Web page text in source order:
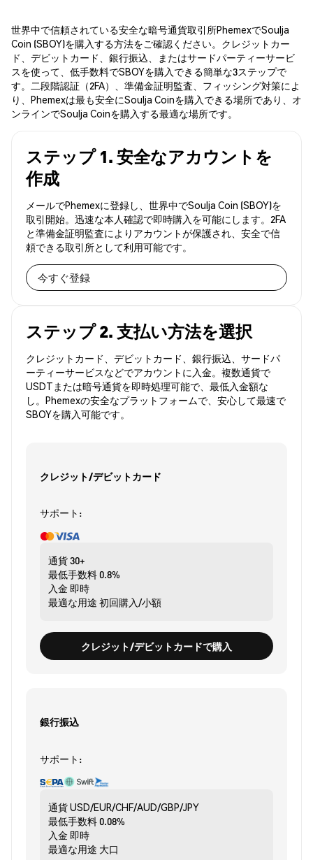
世界中で信頼されている安全な暗号通貨取引所PhemexでSoulja
Coin (SBOY)を購入する方法をご確認ください。クレジットカー
ド、デビットカード、銀行振込、またはサードパーティーサービ
スを使って、低手数料でSBOYを購入できる簡単な3ステップで
す。二段階認証（2FA）、準備金証明監査、フィッシング対策によ
り、Phemexは最も安全にSoulja Coinを購入できる場所であり、オ
ンラインでSoulja Coinを購入する最適な場所です。
ステップ 1. 安全なアカウントを
作成
メールでPhemexに登録し、世界中でSoulja Coin (SBOY)を
取引開始。迅速な本人確認で即時購入を可能にします。2FA
と準備金証明監査によりアカウントが保護され、安全で信
頼できる取引所として利用可能です。
今すぐ登録
ステップ 2. 支払い方法を選択
クレジットカード、デビットカード、銀行振込、サードパ
ーティーサービスなどでアカウントに入金。複数通貨で
USDTまたは暗号通貨を即時処理可能で、最低入金額な
し。Phemexの安全なプラットフォームで、安心して最速で
SBOYを購入可能です。
クレジット/デビットカード
サポート:
通貨30+
最低手数料0.8%
入金 即時
最適な用途 初回購入/小額
クレジット/デビットカードで購入
銀行振込
サポート:
通貨USD/EUR/CHF/AUD/GBP/JPY
最低手数料0.08%
入金 即時
最適な用途 大口